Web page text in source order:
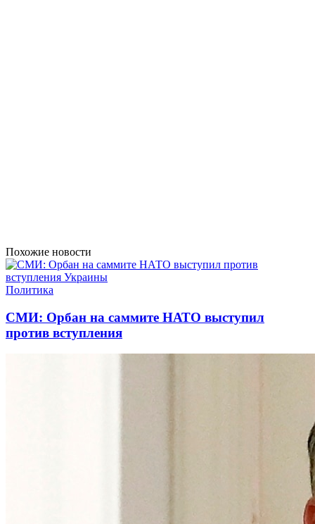
Похожие новости
Политика
СМИ: Орбан на саммите НАТО выступил
против вступления